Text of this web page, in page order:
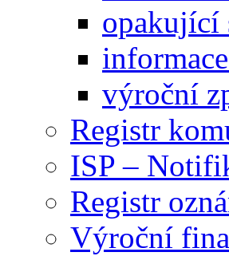
opakující
výroční
Registr
ISP –
Registr
Výroční